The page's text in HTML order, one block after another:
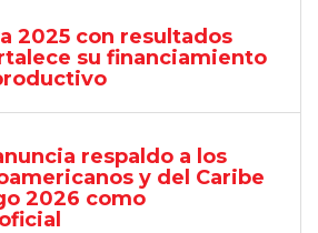
2025 con resultados
su financiamiento
respaldo a los
y del Caribe
2026 como